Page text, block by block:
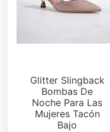
Glitter Slingback
Bombas De
Noche Para Las
Mujeres Tacón
Bajo